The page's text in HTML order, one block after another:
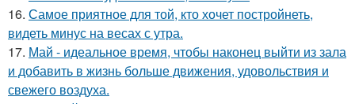
16. Самое приятное для той, кто хочет постройнеть,
видеть минус на весах с утра.
17. Май - идеальное время, чтобы наконец выйти из зала
и добавить в жизнь больше движения, удовольствия и
свежего воздуха.